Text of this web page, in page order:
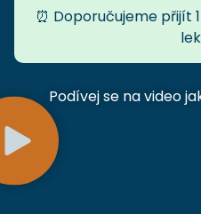
⏰ Doporučujeme přijít
Podívej se na video